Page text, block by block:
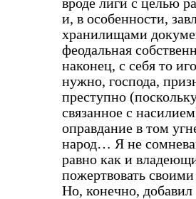
вроде лиги с целью
и, в особенности,
хранилищами
феодальная
наконец, с себя то
нужно, господа,
преступно
связанное с
оправдание в том
народ… Я не
равно как и
пожертвовать
Но, конечно,